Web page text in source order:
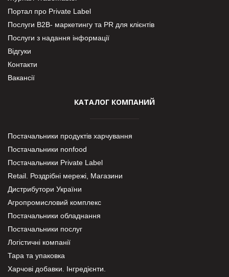
Портал про Private Label
Послуги В2В- маркетингу та PR для клієнтів
Послуги з надання інформації
Відгуки
Контакти
Вакансії
КАТАЛОГ КОМПАНИЙ
Постачальники продуктів харчування
Постачальники nonfood
Постачальники Private Label
Retail. Роздрібні мережі, Магазини
Дистрибутори України
Агропромисловий комплекс
Постачальники обладнання
Постачальники послуг
Логістичні компанії
Тара та упаковка
Харчові добавки. Інгредієнти.